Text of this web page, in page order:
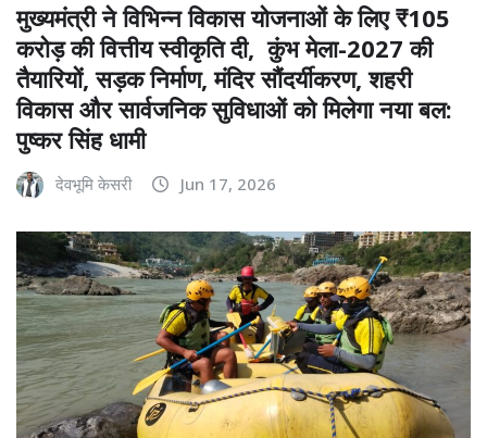
मुख्यमंत्री ने विभिन्न विकास योजनाओं के लिए ₹105
करोड़ की वित्तीय स्वीकृति दी, कुंभ मेला-2027 की
तैयारियों, सड़क निर्माण, मंदिर सौंदर्यीकरण, शहरी
विकास और सार्वजनिक सुविधाओं को मिलेगा नया बल:
पुष्कर सिंह धामी
देवभूमि केसरी Jun 17, 2026